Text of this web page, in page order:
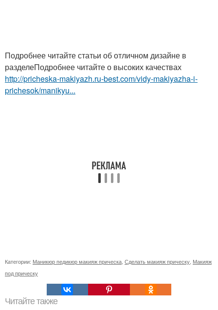
Подробнее читайте статьи об отличном дизайне в
разделеПодробнее читайте о высоких качествах
http://pricheska-makiyazh.ru-best.com/vidy-makiyazha-i-
prichesok/manikyu...
Категории: Маникюр педикюр макияж прическа Сделать макияж прическу Макияж
под прическу
Читайте также